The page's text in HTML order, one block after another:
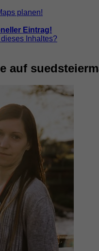
planen!
Eintrag!
Inhaltes?
auf